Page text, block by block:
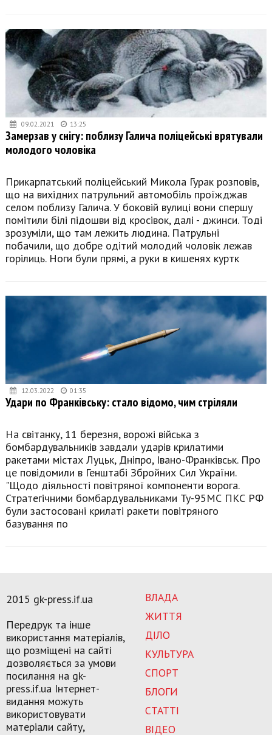
09.02.2021 13:25
Замерзав у снігу: поблизу Галича поліцейські врятували
молодого чоловіка
Прикарпатський поліцейський Микола Гурак розповів,
що на вихідних патрульний автомобіль проїжджав
селом поблизу Галича. У боковій вулиці вони спершу
помітили білі підошви від кросівок, далі - джинси. Тоді
зрозуміли, що там лежить людина. Патрульні
побачили, що добре одітий молодий чоловік лежав
горілиць. Ноги були прямі, а руки в кишенях куртк
12.03.2022 01:35
Удари по Франківську: стало відомо, чим стріляли
На світанку, 11 березня, ворожі війська з
бомбардувальників завдали ударів крилатими
ракетами містах Луцьк, Дніпро, Івано-Франківськ. Про
це повідомили в Генштабі Збройних Сил України.
"Щодо діяльності повітряної компоненти ворога.
Стратегічними бомбардувальниками Ту-95МС ПКС РФ
були застосовані крилаті ракети повітряного
базування по
ВЛАДА
ЖИТТЯ
ДІЛО
КУЛЬТУРА
СПОРТ
БЛОГИ
СТАТТІ
ВІДЕО
2015 gk-press.if.ua
Передрук та інше
використання матеріалів,
що розміщені на сайті
дозволяється за умови
посилання на gk-
press.if.ua Інтернет-
видання можуть
використовувати
матеріали сайту,